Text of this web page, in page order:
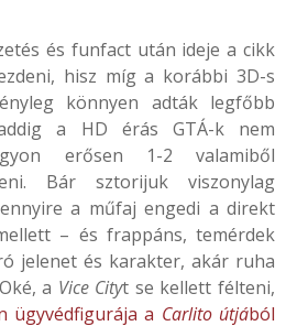
és funfact után ideje a cikk
hisz míg a korábbi 3D-s
könnyen adták legfőbb
a HD érás GTÁ-k nem
erősen 1-2 valamiből
Bár sztorijuk viszonylag
a műfaj engedi a direkt
– és frappáns, temérdek
jelenet és karakter, akár ruha
a Vice Cityt se kellett félteni,
ügyvédfigurája a Carlito útjából